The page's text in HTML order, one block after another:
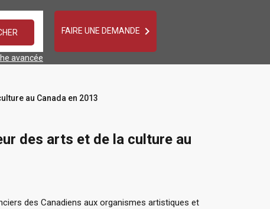
avancée
FAIRE UNE DEMANDE 
au Canada en 2013
des arts et de la culture au
des Canadiens aux organismes artistiques et